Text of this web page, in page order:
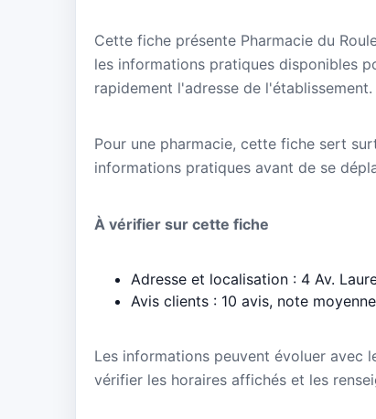
Cette fiche présente Pharmacie du
les informations pratiques disponibles
rapidement l'adresse de l'établissement.
Pour une pharmacie, cette fiche sert
informations pratiques avant de se
À vérifier sur cette fiche
Adresse et localisation : 4 Av.
Avis clients : 10 avis, note
Les informations peuvent évoluer avec
vérifier les horaires affichés et les